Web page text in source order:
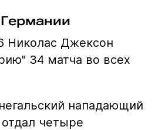
Николас Джексон
34 матча во всех
нападающий
отдал четыре